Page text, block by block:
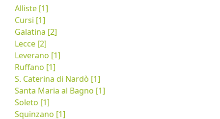
Alliste [1]
Cursi [1]
Galatina [2]
Lecce [2]
Leverano [1]
Ruffano [1]
S. Caterina di Nardò [1]
Santa Maria al Bagno [1]
Soleto [1]
Squinzano [1]